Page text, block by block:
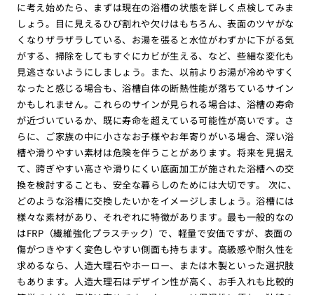
に考え始めたら、まずは現在の浴槽の状態を詳しく点検してみま
しょう。目に見えるひび割れや欠けはもちろん、表面のツヤがな
くなりザラザラしている、お湯を張ると水位がわずかに下がる気
がする、掃除をしてもすぐにカビが生える、など、些細な変化も
見逃さないようにしましょう。また、以前よりお湯が冷めやすく
なったと感じる場合も、浴槽自体の断熱性能が落ちているサイン
かもしれません。これらのサインが見られる場合は、浴槽の寿命
が近づいているか、既に寿命を超えている可能性が高いです。さ
らに、ご家族の中に小さなお子様やお年寄りがいる場合、深い浴
槽や滑りやすい素材は危険を伴うことがあります。将来を見据え
て、跨ぎやすい高さや滑りにくい底面加工が施された浴槽への交
換を検討することも、安全な暮らしのためには大切です。 次に、
どのような浴槽に交換したいかをイメージしましょう。浴槽には
様々な素材があり、それぞれに特徴があります。最も一般的なの
はFRP（繊維強化プラスチック）で、軽量で安価ですが、表面の
傷がつきやすく変色しやすい側面も持ちます。高級感や耐久性を
求めるなら、人造大理石やホーロー、または木製といった選択肢
もあります。人造大理石はデザイン性が高く、お手入れも比較的